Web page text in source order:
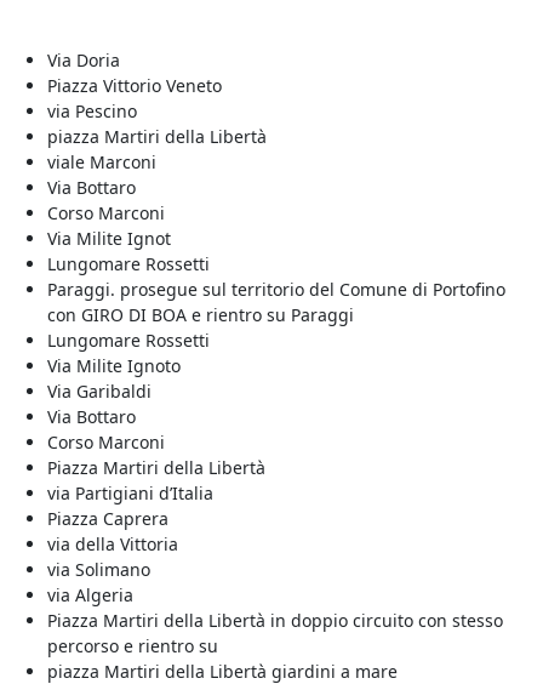
Via Doria
Piazza Vittorio Veneto
via Pescino
piazza Martiri della Libertà
viale Marconi
Via Bottaro
Corso Marconi
Via Milite Ignot
Lungomare Rossetti
Paraggi. prosegue sul territorio del Comune di Portofino
con GIRO DI BOA e rientro su Paraggi
Lungomare Rossetti
Via Milite Ignoto
Via Garibaldi
Via Bottaro
Corso Marconi
Piazza Martiri della Libertà
via Partigiani d’Italia
Piazza Caprera
via della Vittoria
via Solimano
via Algeria
Piazza Martiri della Libertà in doppio circuito con stesso
percorso e rientro su
piazza Martiri della Libertà giardini a mare